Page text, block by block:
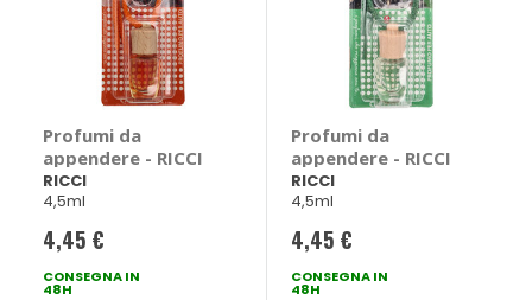
Profumi da
appendere - RICCI
RICCI
4,5ml
4,45 €
CONSEGNA IN
48H
Profumi da
appendere - RICCI
RICCI
4,5ml
4,45 €
CONSEGNA IN
48H